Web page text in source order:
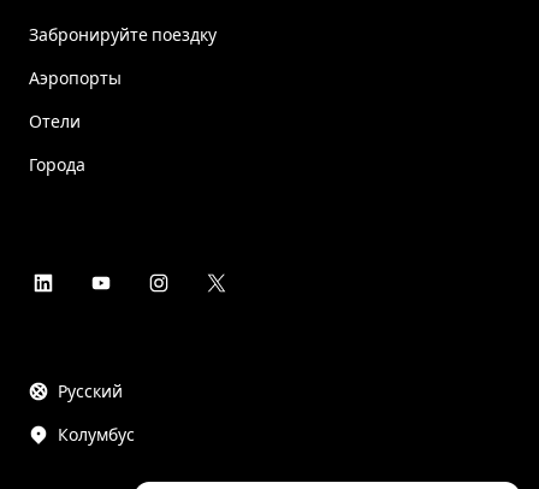
Забронируйте поездку
Аэропорты
Отели
Города
Русский
Колумбус